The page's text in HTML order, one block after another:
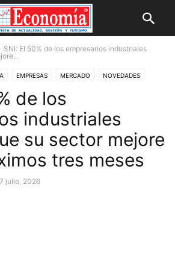
SNI: El 50% de los empresarios industriales
EMPRESAS MERCADO NOVEDADES
de los
industriales
su sector mejore
tres meses
7 julio, 2026